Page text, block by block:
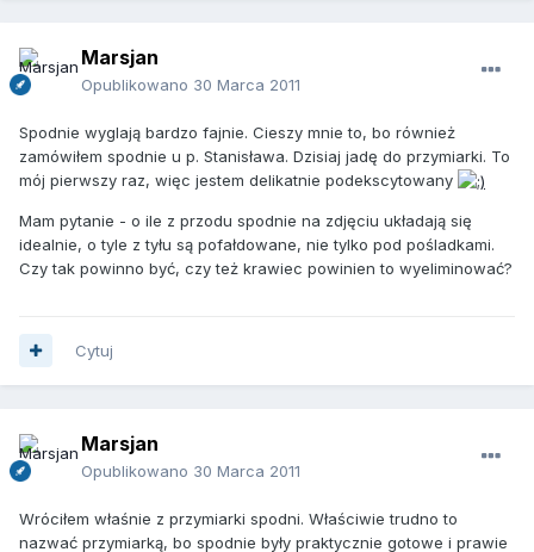
Marsjan
Opublikowano 30 Marca 2011
Spodnie wyglają bardzo fajnie. Cieszy mnie to, bo również
zamówiłem spodnie u p. Stanisława. Dzisiaj jadę do przymiarki. To
mój pierwszy raz, więc jestem delikatnie podekscytowany
Mam pytanie - o ile z przodu spodnie na zdjęciu układają się
idealnie, o tyle z tyłu są pofałdowane, nie tylko pod pośladkami.
Czy tak powinno być, czy też krawiec powinien to wyeliminować?
Cytuj
Marsjan
Opublikowano 30 Marca 2011
Wróciłem właśnie z przymiarki spodni. Właściwie trudno to
nazwać przymiarką, bo spodnie były praktycznie gotowe i prawie